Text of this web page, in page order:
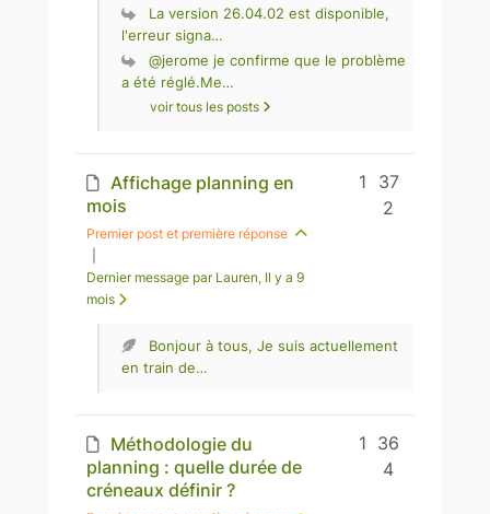
La version 26.04.02 est disponible,
l'erreur signa…
@jerome je confirme que le problème
a été réglé.Me…
voir tous les posts
Affichage planning en
mois
Premier post et première réponse
Dernier message par Lauren, Il y a 9
mois
37
2
1
Bonjour à tous, Je suis actuellement
en train de…
Méthodologie du
planning : quelle durée de
créneaux définir ?
36
4
1